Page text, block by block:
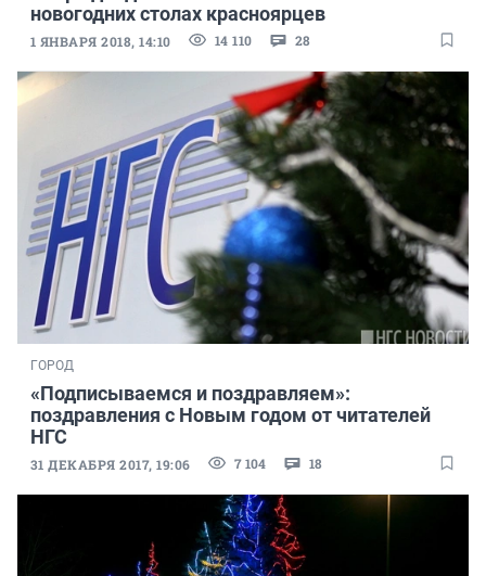
новогодних столах красноярцев
1 ЯНВАРЯ 2018, 14:10 14 110 28
ГОРОД
«Подписываемся и поздравляем»:
поздравления с Новым годом от читателей
НГС
31 ДЕКАБРЯ 2017, 19:06 7 104 18